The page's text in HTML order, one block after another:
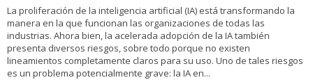
La proliferación de la inteligencia artificial (IA) está transformando la
manera en la que funcionan las organizaciones de todas las
industrias. Ahora bien, la acelerada adopción de la IA también
presenta diversos riesgos, sobre todo porque no existen
lineamientos completamente claros para su uso. Uno de tales riesgos
es un problema potencialmente grave: la IA en...